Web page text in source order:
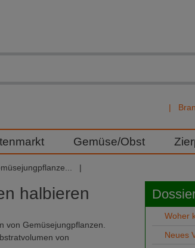
Gemüse/Obst
halbieren
von Gemüsejungpflanzen.
von
Woher
Neues